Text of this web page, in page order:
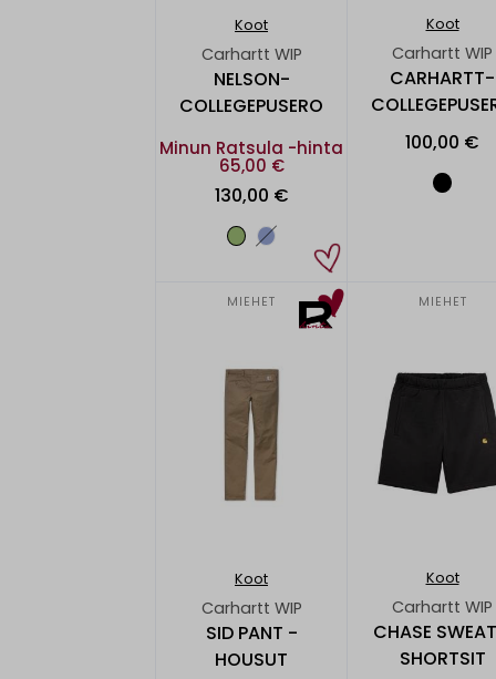
Koot
Carhartt WIP
NELSON-
COLLEGEPUSERO
Minun Ratsula -hinta
65,00 €
130,00 €
Koot
Carhartt WIP
CARHARTT-
100,00 €
MIEHET
Koot
Carhartt WIP
SID PANT -
HOUSUT
MIEHET
Koot
Carhartt WIP
CHASE
SHORTSIT